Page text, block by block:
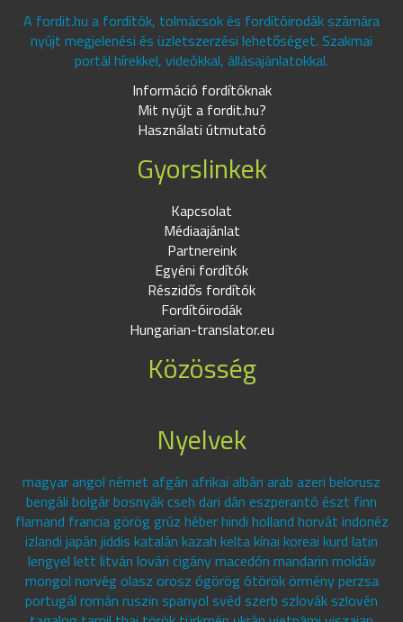
A fordit.hu a fordítók, tolmácsok és fordítóirodák számára
nyújt megjelenési és üzletszerzési lehetőséget. Szakmai
portál hírekkel, videókkal, állásajánlatokkal.
Információ fordítóknak
Mit nyújt a fordit.hu?
Használati útmutató
Gyorslinkek
Kapcsolat
Médiaajánlat
Partnereink
Egyéni fordítók
Részidős fordítók
Fordítóirodák
Hungarian-translator.eu
Közösség
Nyelvek
magyar angol német afgán afrikai albán arab azeri belorusz
bengáli bolgár bosnyák cseh dari dán eszperantó észt finn
flamand francia görög grúz héber hindi holland horvát indonéz
izlandi japán jiddis katalán kazah kelta kínai koreai kurd latin
lengyel lett litván lovári cigány macedón mandarin moldáv
mongol norvég olasz orosz ógörög ótörök örmény perzsa
portugál román ruszin spanyol svéd szerb szlovák szlovén